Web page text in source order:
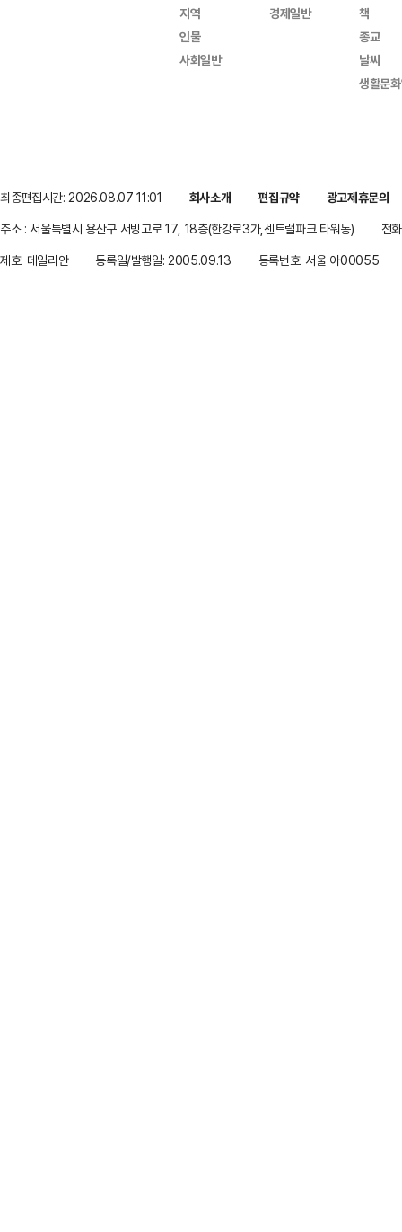
지역
인물
사회일반
경제일반
책
종교
날씨
생활문
최종편집시간: 2026.08.07 11:01 회사소개 편집규약
광고제휴문의
주소 : 서울특별시 용산구 서빙고로 17, 18층(한강로3가,센트럴파크 타워동)
전
제호: 데일리안
등록일/발행일: 2005.09.13 등록번호: 서울 아00055